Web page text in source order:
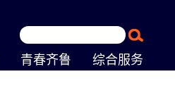
青春齐鲁 综合服务